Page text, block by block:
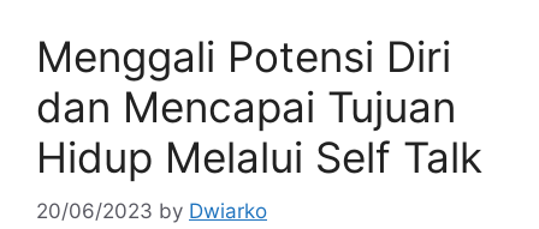
Menggali Potensi Diri
dan Mencapai Tujuan
Hidup Melalui Self Talk
20/06/2023 by Dwiarko